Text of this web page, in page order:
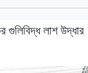
গুলিবিদ্ধ লাশ উদ্ধার